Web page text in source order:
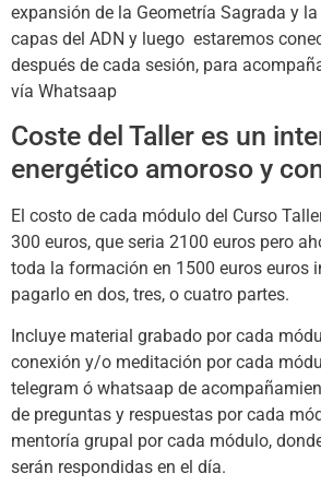
expansión de la Geometría Sagrada y
capas del ADN y luego estaremos
después de cada sesión, para
vía Whatsaap
Coste del Taller es un
energético amoroso y
El costo de cada módulo del Curso
300 euros, que seria 2100 euros pero
toda la formación en 1500 euros euros
pagarlo en dos, tres, o cuatro partes.
Incluye material grabado por cada
conexión y/o meditación por cada
telegram ó whatsaap de
de preguntas y respuestas por cada
mentoría grupal por cada módulo,
serán respondidas en el día.